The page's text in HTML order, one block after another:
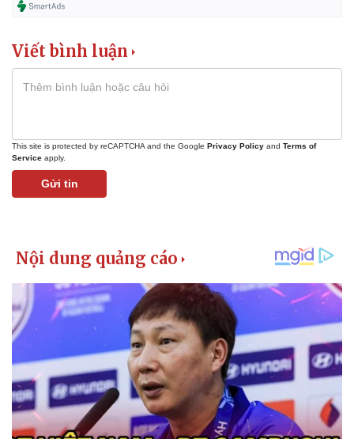
Doanh nghiệp
Công nghệ
Viết bình luận
This site is protected by reCAPTCHA and the Google Privacy Policy and Terms of
Service apply.
Gửi tin